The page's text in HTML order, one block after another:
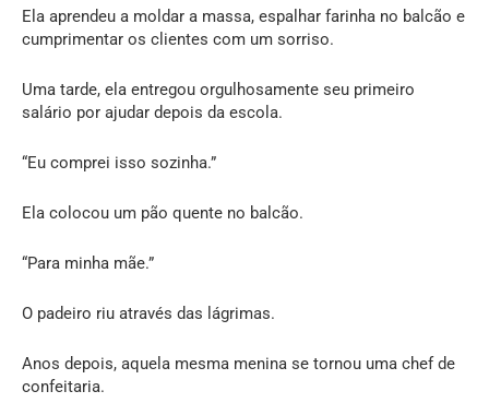
Ela aprendeu a moldar a massa, espalhar farinha no balcão e
cumprimentar os clientes com um sorriso.
Uma tarde, ela entregou orgulhosamente seu primeiro
salário por ajudar depois da escola.
“Eu comprei isso sozinha.”
Ela colocou um pão quente no balcão.
“Para minha mãe.”
O padeiro riu através das lágrimas.
Anos depois, aquela mesma menina se tornou uma chef de
confeitaria.